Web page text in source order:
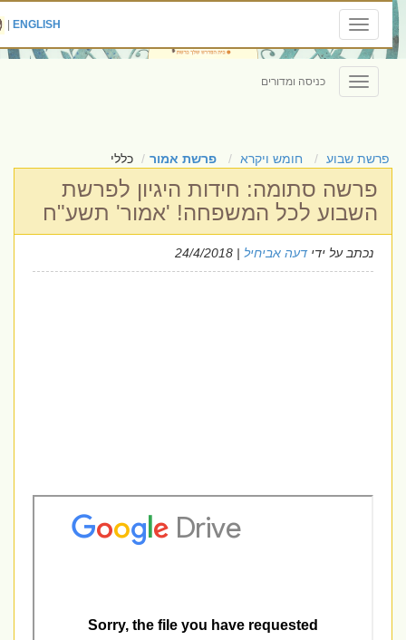
Toggle
navigation
ENGLISH
|
Toggle
navigation
כניסה ומדורים
פרשת שבוע חומש ויקרא פרשת אמור כללי
פרשה סתומה: חידות היגיון לפרשת
השבוע לכל המשפחה! 'אמור' תשע"ח
נכתב על ידידעה אביחיל| 24/4/2018